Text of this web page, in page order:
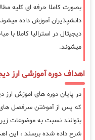
بصورت کاملا حرفه ای کلیه
دانشپذیران آموزش داده
دیجیتال در استرالیا کاملا
میشوند.
اهداف دوره آموزشی ارز
در پایان دوره های اموزش ارز
که پس از آموختن سرفصل
بتوانند نسبت به موضوعات
شرح داده شده برسند ، این